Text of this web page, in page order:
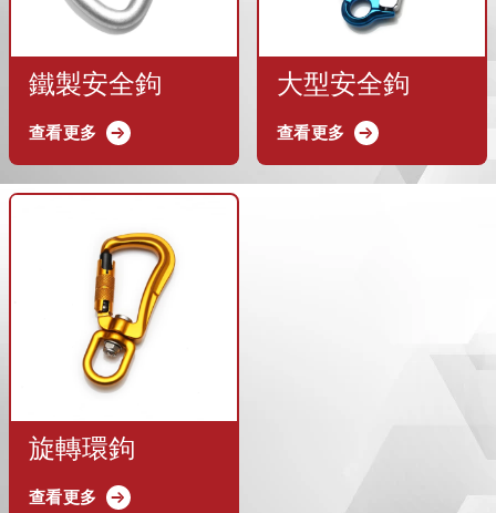
鐵製安全鉤
查看更多
大型安全鉤
查看更多
旋轉環鉤
查看更多